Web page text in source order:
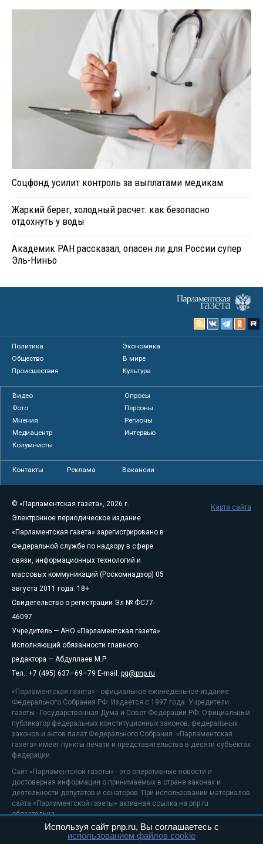
Соцфонд усилит контроль за выплатами медикам
Жаркий берег, холодный расчет: как безопасно
отдохнуть у воды
Академик РАН рассказал, опасен ли для России супер
Эль-Ниньо
Политика
Экономика
Общество
В мире
Происшествия
Культура
Видео
Опросы
Фото
Персоны
Мнения
Регионы
Медиацентр
Интервью
Колумнисты
Контакты Реклама Вакансии
© «Парламентская газета», 2026 г.
Электронное периодическое издание
«Парламентская газета» зарегистрировано в
Федеральной службе по надзору в сфере
связи, информационных технологий и
массовых коммуникаций (Роскомнадзор) 05
августа 2011 года. 18+
Свидетельство о регистрации Эл № ФС77-
46097
Учредитель — АНО «Парламентская газета»
Исполняющий обязанности главного
редактора — Абдуллаев М.Р.
Тел.: +7 (495) 637–69–79 E-mail: pg@pnp.ru
«Парламентская газета» - официальное еженедельное издание
Федерального Собрания РФ. Издается с 1997 года. Учредители
газеты - Государственная Дума и Совет Федерации РФ. Официальный
публикатор федеральных конституционных законов, федеральных
законов и актов палат Федерального Собрания. «Парламентская
газета» имеет пункты печати и представительства в десяти субъектах
федерации.
Сайт «Парламентской газеты» - это оперативные новости и
достоверная информация о принимаемых в стране законах и
деятельности депутатов и сенаторов. При использовании материалов
сайта «Парламентской газеты» активная ссылка на pnp.ru
обязательна.
На информационном ресурсе применяютсярекомендательные
Карта сайта
Используя сайт pnp.ru, Вы соглашаетесь с
использованием файлов cookie